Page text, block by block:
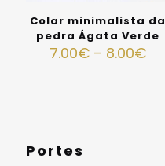
Colar minimalista da
pedra Ágata Verde
7.00€ – 8.00€
Portes